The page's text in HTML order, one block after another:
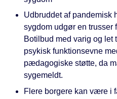
Udbruddet af pandemisk
sygdom udgør en trusser
Botilbud med varig og let
psykisk funktionsevne
pædagogiske støtte, da
sygemeldt.
Flere borgere kan være i